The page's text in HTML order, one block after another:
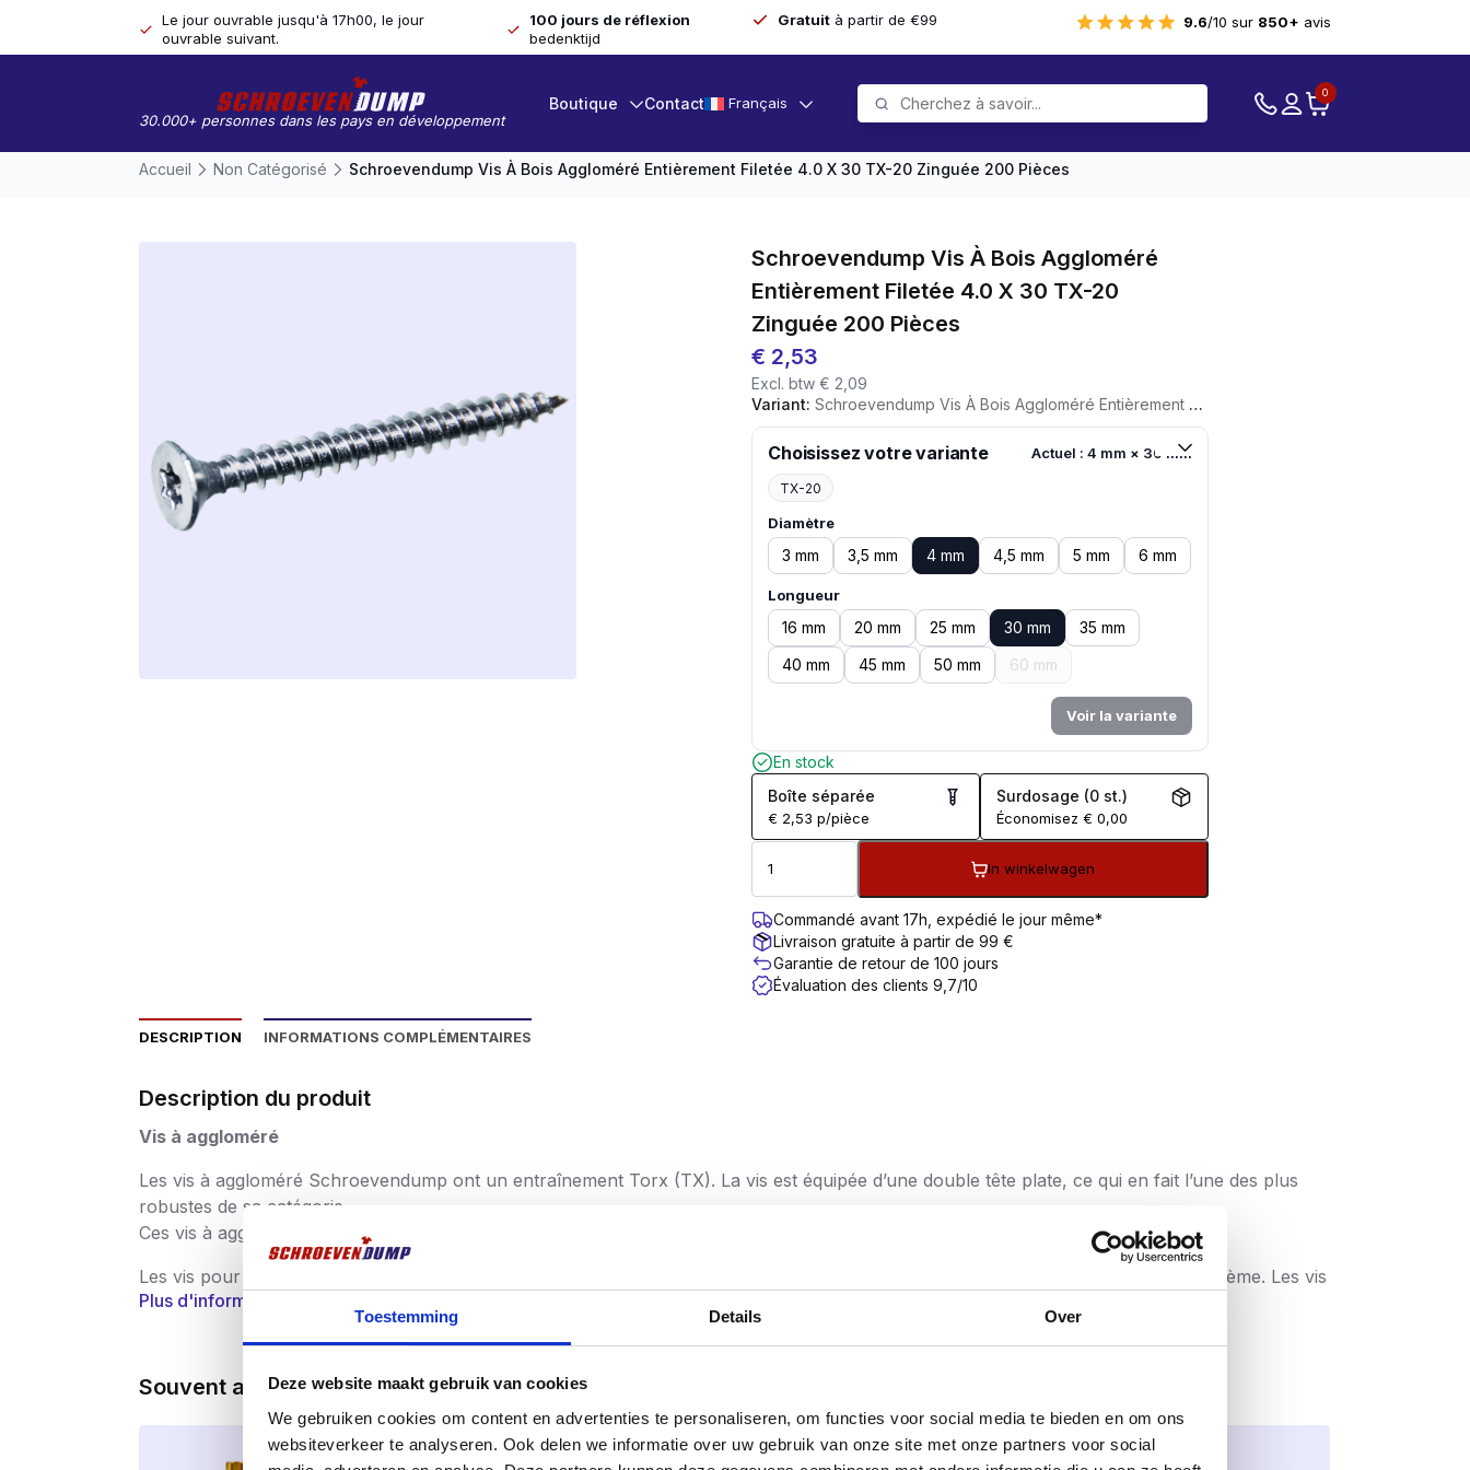
Toestemming Details Over
Deze website maakt gebruik van cookies
We gebruiken cookies om content en advertenties te personaliseren, om functies voor social media te bieden en om ons
websiteverkeer te analyseren. Ook delen we informatie over uw gebruik van onze site met onze partners voor social
Le jour ouvrable jusqu'à 17h00, le jour
ouvrable suivant.
100 jours de réflexion
bedenktijd
Gratuità partir de €99 9.6/10 sur 850+ avis
30.000+ personnes dans les pays en développement
Boutique Contact Français
0
Accueil Non Catégorisé Schroevendump Vis À Bois Aggloméré Entièrement Filetée 4.0 X 30 TX-20 Zinguée 200 Pièces
Schroevendump Vis À Bois Aggloméré
Entièrement Filetée 4.0 X 30 TX-20
Zinguée 200 Pièces
€ 2,53
Excl. btw € 2,09
Variant: Schroevendump Vis À Bois Aggloméré Entièrement Filetée 4.0 X 30 TX-20 Zinguée 200 Pièces
Choisissez votre variante Actuel : 4 mm × 30 mm
TX-20
Diamètre
3 mm 3,5 mm 4 mm 4,5 mm 5 mm 6 mm
Longueur
16 mm 20 mm 25 mm 30 mm
35 mm
40 mm
45 mm 50 mm 60 mm
Voir la variante
En stock
Boîte séparée
€ 2,53 p/pièce
Surdosage (0 st.)
Économisez € 0,00
In winkelwagen
Commandé avant 17h, expédié le jour même*
Livraison gratuite à partir de 99 €
Garantie de retour de 100 jours
Évaluation des clients 9,7/10
DESCRIPTION INFORMATIONS COMPLÉMENTAIRES
Description du produit
Vis à aggloméré
Les vis à aggloméré Schroevendump ont un entraînement Torx (TX). La vis est équipée d’une double tête plate, ce qui en fait l’une des plus
robustes de sa catégorie.
Ces vis à aggloméré sont disponibles en version galvanisée.
Les vis pour panneaux d’aggloméré sont utilisées dans un très large éventail d’applications et garantissent un traitement sans problème. Les vis
sont rigoureusement contrôlées après la production, de sorte que vous avez la garantie de ne travailler qu’avec des vis de haute qualité, sans
bavures et très résistantes. Les vis portent donc le marquage CE, par lequel le fabricant indique que le produit est conforme aux exigences en
À quoi servent les vis à aggloméré ?
Les vis à aggloméré Schroevendump sont parfaitement adaptées à différents types de bois d’intérieur comme l’épicéa, le pin, le contreplaqué,
Plus d'informations
Souvent achetés ensemble